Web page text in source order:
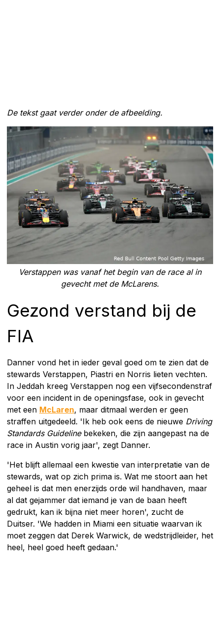
De tekst gaat verder onder de afbeelding.
Verstappen was vanaf het begin van de race al in
gevecht met de McLarens.
Gezond verstand bij de
FIA
Danner vond het in ieder geval goed om te zien dat de
stewards Verstappen, Piastri en Norris lieten vechten.
In Jeddah kreeg Verstappen nog een vijfsecondenstraf
voor een incident in de openingsfase, ook in gevecht
met een McLaren, maar ditmaal werden er geen
straffen uitgedeeld. 'Ik heb ook eens de nieuwe Driving
Standards Guidelinebekeken, die zijn aangepast na de
race in Austin vorig jaar', zegt Danner.
'Het blijft allemaal een kwestie van interpretatie van de
stewards, wat op zich prima is. Wat me stoort aan het
geheel is dat men enerzijds orde wil handhaven, maar
al dat gejammer dat iemand je van de baan heeft
gedrukt, kan ik bijna niet meer horen', zucht de
Duitser. 'We hadden in Miami een situatie waarvan ik
moet zeggen dat Derek Warwick, de wedstrijdleider, het
heel, heel goed heeft gedaan.'